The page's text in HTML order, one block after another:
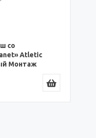
со
Atletic
Монтаж